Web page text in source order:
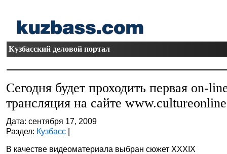
Кузбасский деловой портал
Сегодня будет проходить первая on-
трансляция на сайте
Дата: сентября 17, 2009
Раздел: Кузбасс |
В качестве видеоматериала выбран сюжет XXXIX